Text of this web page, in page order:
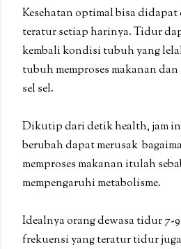
Kesehatan optimal bisa
teratur setiap harinya. Tidur
kembali kondisi tubuh yang
tubuh memproses makanan
sel sel.
Dikutip dari detik health, jam
berubah dapat merusak
memproses makanan itulah
mempengaruhi metabolisme.
Idealnya orang dewasa tidur 7-
frekuensi yang teratur tidur